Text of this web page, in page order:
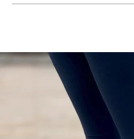
✅ Envío a toda
producto.
✅ Pago con Sistecrédito
✅ 886 reseñas ⭐4.9
—
patines #1 en Colombia.